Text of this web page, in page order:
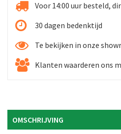
Voor 14:00 uur besteld,
30 dagen bedenktijd
Te bekijken in onze
Klanten waarderen ons
OMSCHRIJVING